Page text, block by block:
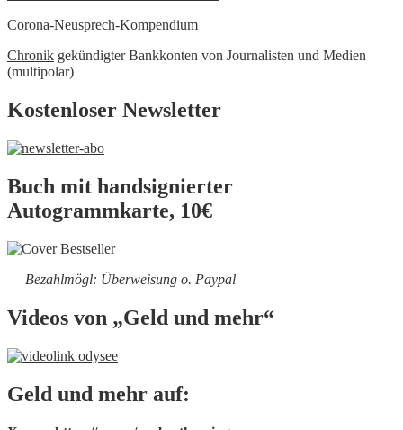
Corona-Neusprech-Kompendium
Chronik gekündigter Bankkonten von Journalisten und Medien
(multipolar)
Kostenloser Newsletter
Buch mit handsignierter
Autogrammkarte, 10€
Bezahlmögl: Überweisung o. Paypal
Videos von „Geld und mehr“
Geld und mehr auf: